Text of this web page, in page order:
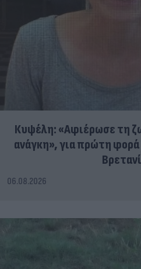
Κυψέλη: «Αφιέρωσε τη
ανάγκη», για πρώτη φορά
06.08.2026